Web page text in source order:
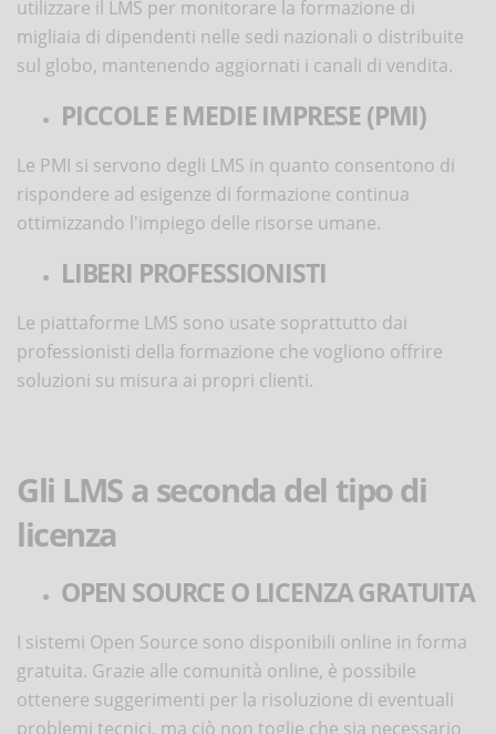
utilizzare il LMS per monitorare la formazione di
migliaia di dipendenti nelle sedi nazionali o distribuite
sul globo, mantenendo aggiornati i canali di vendita.
PICCOLE E MEDIE IMPRESE (PMI)
Le PMI si servono degli LMS in quanto consentono di
rispondere ad esigenze di formazione continua
ottimizzando l'impiego delle risorse umane.
LIBERI PROFESSIONISTI
Le piattaforme LMS sono usate soprattutto dai
professionisti della formazione che vogliono offrire
soluzioni su misura ai propri clienti.
Gli LMS a seconda del tipo di
licenza
OPEN SOURCE O LICENZA GRATUITA
I sistemi Open Source sono disponibili online in forma
gratuita. Grazie alle comunità online, è possibile
ottenere suggerimenti per la risoluzione di eventuali
problemi tecnici, ma ciò non toglie che sia necessario